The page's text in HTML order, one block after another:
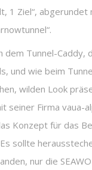
1 Ziel“, abgerundet
dem Tunnel-Caddy,
und wie beim
wilden Look
seiner Firma vaua-
Konzept für das
sollte
nur die